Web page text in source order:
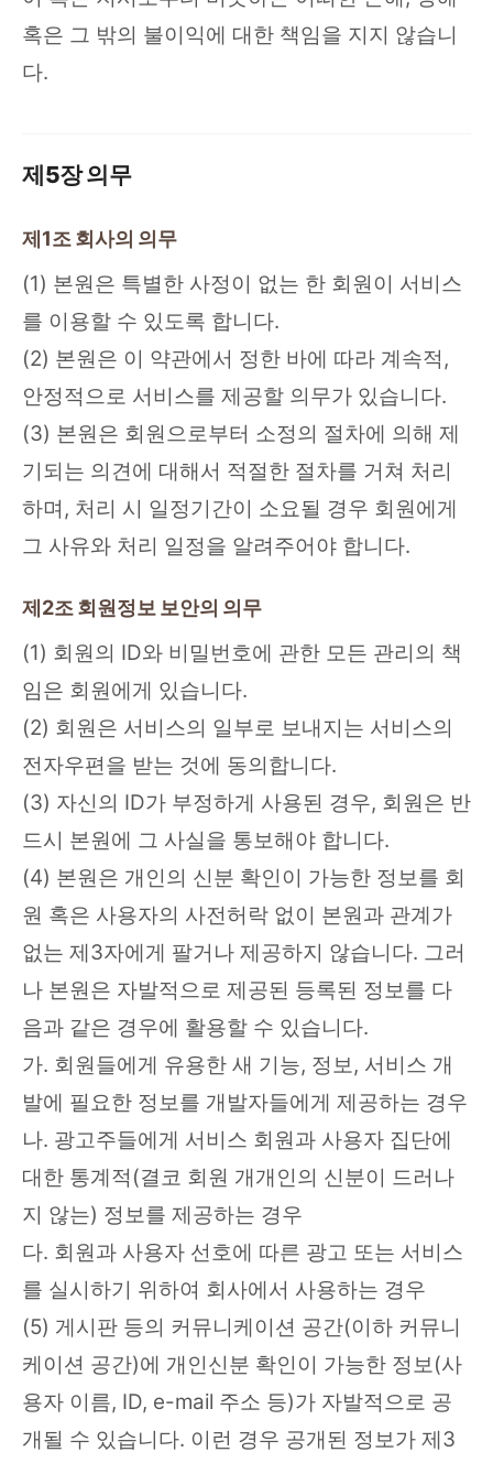
혹은 그 밖의 불이익에 대한 책임을 지지 않습니
다.
제5장 의무
제1조 회사의 의무
(1) 본원은 특별한 사정이 없는 한 회원이 서비스
를 이용할 수 있도록 합니다.
(2) 본원은 이 약관에서 정한 바에 따라 계속적,
안정적으로 서비스를 제공할 의무가 있습니다.
(3) 본원은 회원으로부터 소정의 절차에 의해 제
기되는 의견에 대해서 적절한 절차를 거쳐 처리
하며, 처리 시 일정기간이 소요될 경우 회원에게
그 사유와 처리 일정을 알려주어야 합니다.
제2조 회원정보 보안의 의무
(1) 회원의 ID와 비밀번호에 관한 모든 관리의 책
임은 회원에게 있습니다.
(2) 회원은 서비스의 일부로 보내지는 서비스의
전자우편을 받는 것에 동의합니다.
(3) 자신의 ID가 부정하게 사용된 경우, 회원은 반
드시 본원에 그 사실을 통보해야 합니다.
(4) 본원은 개인의 신분 확인이 가능한 정보를 회
원 혹은 사용자의 사전허락 없이 본원과 관계가
없는 제3자에게 팔거나 제공하지 않습니다. 그러
나 본원은 자발적으로 제공된 등록된 정보를 다
음과 같은 경우에 활용할 수 있습니다.
가. 회원들에게 유용한 새 기능, 정보, 서비스 개
발에 필요한 정보를 개발자들에게 제공하는 경우
나. 광고주들에게 서비스 회원과 사용자 집단에
대한 통계적(결코 회원 개개인의 신분이 드러나
지 않는) 정보를 제공하는 경우
다. 회원과 사용자 선호에 따른 광고 또는 서비스
를 실시하기 위하여 회사에서 사용하는 경우
(5) 게시판 등의 커뮤니케이션 공간(이하 커뮤니
케이션 공간)에 개인신분 확인이 가능한 정보(사
용자 이름, ID, e-mail 주소 등)가 자발적으로 공
개될 수 있습니다. 이런 경우 공개된 정보가 제3